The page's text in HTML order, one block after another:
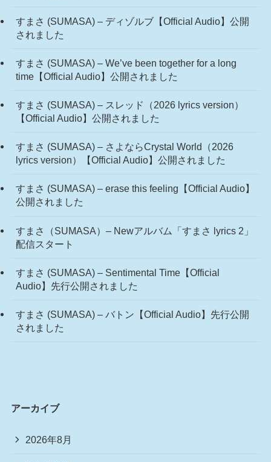
すまさ (SUMASA) – ディゾルブ【Official Audio】公開
されました
すまさ (SUMASA) – We’ve been together for a long
time【Official Audio】公開されました
すまさ (SUMASA) – スレッド（2026 lyrics version）
【Official Audio】公開されました
すまさ (SUMASA) – さよならCrystal World（2026
lyrics version）【Official Audio】公開されました
すまさ (SUMASA) – erase this feeling【Official Audio】
公開されました
すまさ（SUMASA）– Newアルバム「すまさ lyrics 2」
配信スタート
すまさ (SUMASA) – Sentimental Time【Official
Audio】先行公開されました
すまさ (SUMASA) – バトン【Official Audio】先行公開
されました
アーカイブ
2026年8月